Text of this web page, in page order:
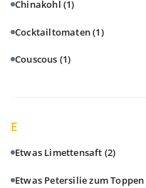
Chinakohl (1)
Cocktailtomaten(1)
Couscous (1)
E
Etwas Limettensaft (2)
Etwas Petersilie zum Toppen